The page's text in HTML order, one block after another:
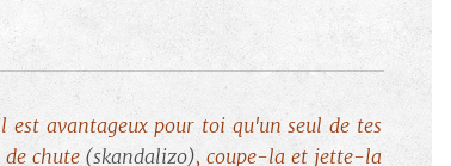
avantageux pour toi qu'un seul de tes
chute (skandalizo), coupe-la et jette-la